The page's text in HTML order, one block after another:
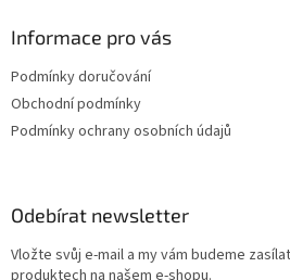
Informace pro vás
Podmínky doručování
Obchodní podmínky
Podmínky ochrany osobních údajů
Odebírat newsletter
Vložte svůj e-mail a my vám budeme
produktech na našem e-shopu.